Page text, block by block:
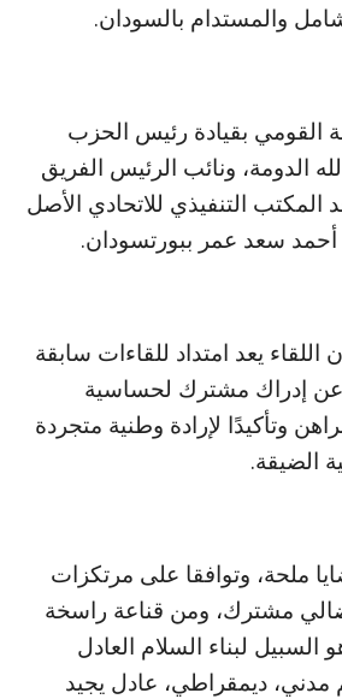
والمستدام بالسودان.
القومي بقيادة رئيس الحزب
الدومة، ونائب الرئيس الفريق
التنفيذي للاتحادي الأصل
سعد عمر ببورتسودان.
يعد امتداد للقاءات سابقة
عن إدراك مشترك لحساسية
وتأكيدًا لإرادة وطنية متجردة
الضيقة.
ملحة، وتوافقا على مرتكزات
مشترك، ومن قناعة راسخة
السبيل لبناء السلام العادل
ديمقراطي، عادل يجيد